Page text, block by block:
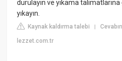
durulayın ve yıkama
yıkayın.
Kaynak kaldırma talebi |
lezzet.com.tr